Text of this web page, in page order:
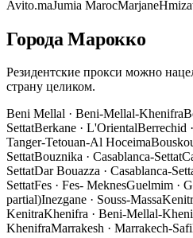
Avito.maJumia MarocMarjane
Города Марокко
Резидентские прокси можно
страну целиком.
Beni Mellal · Beni-Mellal-Khenifra
SettatBerkane · L'OrientalBerrechid ·
Tanger-Tetouan-Al Hoceima
SettatBouznika · Casablanca-Settat
SettatDar Bouazza · Casablanca-
SettatFes · Fes- MeknesGuelmim ·
partial)Inezgane · Souss-Massa
KenitraKhenifra · Beni-Mellal-
KhenifraMarrakesh · Marrakech-Safi